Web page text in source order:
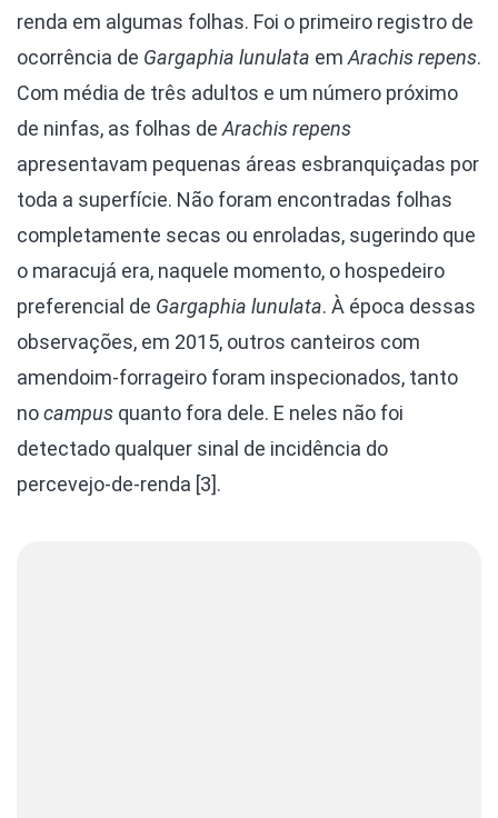
renda em algumas folhas. Foi o primeiro registro de
ocorrência de Gargaphia lunulata em Arachisrepens.
Com média de três adultos e um número próximo
de ninfas, as folhas de Arachisrepens
apresentavam pequenas áreas esbranquiçadas por
toda a superfície. Não foram encontradas folhas
completamente secas ou enroladas, sugerindo que
o maracujá era, naquele momento, o hospedeiro
preferencial de Gargaphia lunulata. À época dessas
observações, em 2015, outros canteiros com
amendoim-forrageiro foram inspecionados, tanto
nocampus quanto fora dele. E neles não foi
detectado qualquer sinal de incidência do
percevejo-de-renda [3].